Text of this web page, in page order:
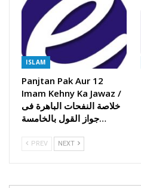
ISLAM
Panjtan Pak Aur 12
Imam Kehny Ka Jawaz /
خلاصة النفحات الباھرة فی
جواز القول بالخامسة…
PREV NEXT